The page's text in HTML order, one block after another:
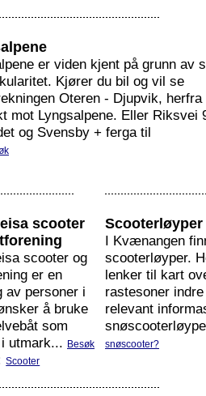
er viden kjent på grunn av
Kjører du bil og vil se
Oteren - Djupvik, herfra
mot Lyngsalpene. Eller Riksvei
og Svensby + ferga til
scooter
scooter og
er en
av personer i
å bruke
som
utmark... Besøk
Scooter
I Kvænangen
scooterløyper.
lenker til kart
rastesoner
relevant
snøscooter?